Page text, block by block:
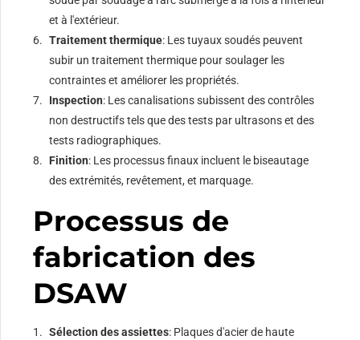
et à l'extérieur.
Traitement thermique: Les tuyaux soudés peuvent
subir un traitement thermique pour soulager les
contraintes et améliorer les propriétés.
Inspection: Les canalisations subissent des contrôles
non destructifs tels que des tests par ultrasons et des
tests radiographiques.
Finition: Les processus finaux incluent le biseautage
des extrémités, revêtement, et marquage.
Processus de
fabrication des
DSAW
Sélection des assiettes: Plaques d'acier de haute